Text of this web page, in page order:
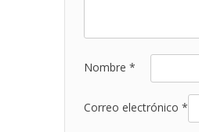
Nombre *
Correo electrónico *